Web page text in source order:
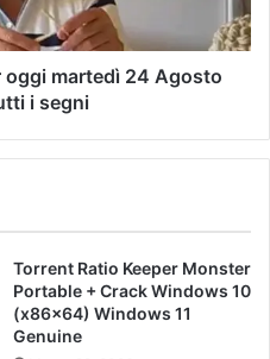
oggi martedì 24 Agosto
i segni
Torrent Ratio Keeper Monster
Portable + Crack Windows 10
(x86x64) Windows 11
Genuine